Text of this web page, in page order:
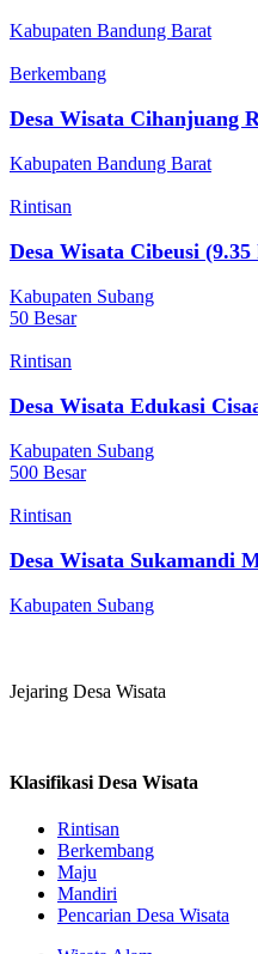
Kabupaten Bandung Barat
Berkembang
Desa Wisata Cihanjuang
Kabupaten Bandung Barat
Rintisan
Desa Wisata Cibeusi
Kabupaten Subang
50 Besar
Rintisan
Desa Wisata Edukasi
Kabupaten Subang
500 Besar
Rintisan
Desa Wisata Sukamandi
Kabupaten Subang
Jejaring Desa Wisata
Klasifikasi Desa Wisata
Rintisan
Berkembang
Maju
Mandiri
Pencarian Desa Wisata